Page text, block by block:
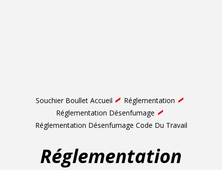
Souchier Boullet Accueil
Réglementation
Réglementation Désenfumage
Réglementation Désenfumage Code Du Travail
Réglementation